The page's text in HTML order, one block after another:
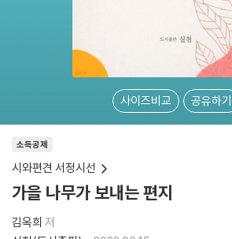
사이즈비교 공유하기
소득공제
시와편견 서정시선
가을 나무가 보내는 편지
김옥희 저